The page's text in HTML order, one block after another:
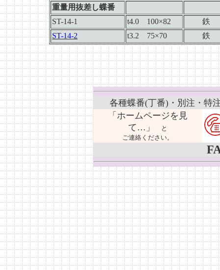
重量用抜差し蝶番
ST-14-1
t4.0 100×82
鉄
ST-14-2
t3.2 75×70 鉄
各種蝶番(丁番)・別注・特
「ホームページを見
て…」
と
ご連絡ください。